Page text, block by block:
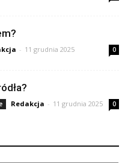
- 11 grudnia 2025 0
Redakcja - 11 grudnia 2025 0